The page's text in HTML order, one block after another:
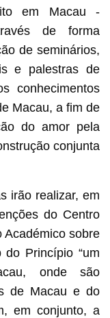
em Macau -
de forma
de seminários,
e palestras de
conhecimentos
Macau, a fim de
do amor pela
conjunta
irão realizar, em
do Centro
Académico sobre
do Princípio “um
onde são
de Macau e do
em conjunto, a